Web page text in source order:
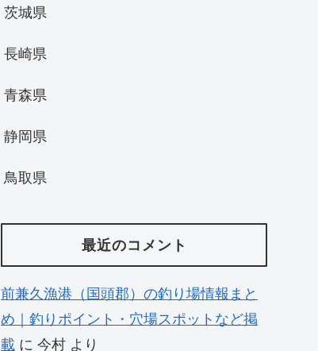
茨城県
長崎県
青森県
静岡県
鳥取県
最近のコメント
前兼久漁港（国頭郡）の釣り場情報まと
め｜釣りポイント・穴場スポットなど掲
載 に 今村 より